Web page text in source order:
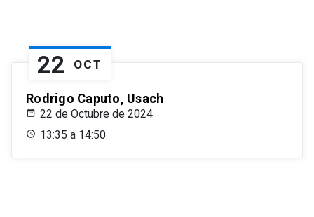
22 OCT
Rodrigo Caputo, Usach
22 de Octubre de 2024
13:35 a 14:50